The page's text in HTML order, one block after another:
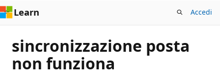
Learn Accedi
sincronizzazione posta
non funziona